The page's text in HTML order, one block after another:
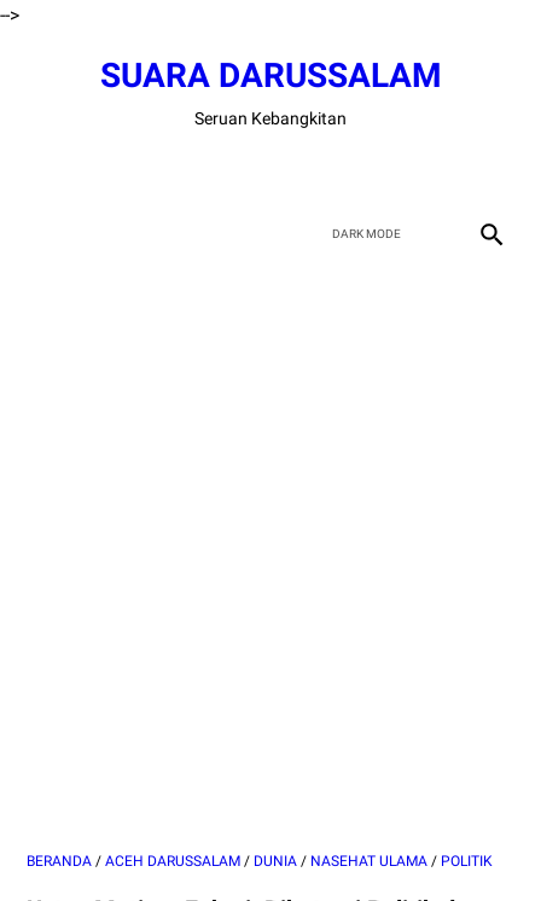
-->
SUARA DARUSSALAM
Seruan Kebangkitan
BERANDA / ACEH DARUSSALAM / DUNIA / NASEHAT ULAMA / POLITIK